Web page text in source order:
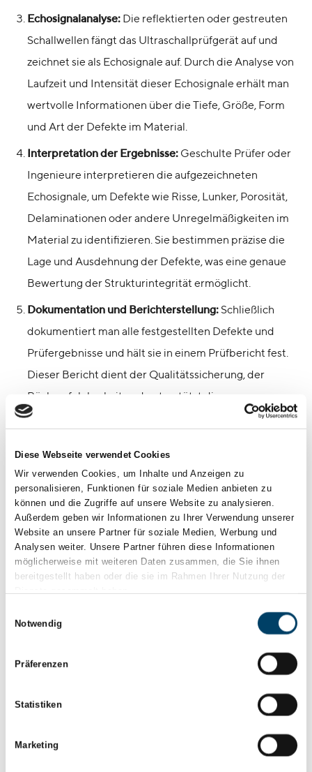
Diese Webseite verwendet Cookies
Wir verwenden Cookies, um Inhalte und Anzeigen zu
personalisieren, Funktionen für soziale Medien anbieten zu
können und die Zugriffe auf unsere Website zu analysieren.
Außerdem geben wir Informationen zu Ihrer Verwendung unserer
Website an unsere Partner für soziale Medien, Werbung und
Analysen weiter. Unsere Partner führen diese Informationen
möglicherweise mit weiteren Daten zusammen, die Sie ihnen
bereitgestellt haben oder die sie im Rahmen Ihrer Nutzung der
Dienste gesammelt haben.
Notwendig
Präferenzen
Statistiken
Marketing
Echosignalanalyse:Die reflektierten oder gestreuten
Schallwellen fängt das Ultraschallprüfgerät auf und
zeichnet sie als Echosignale auf. Durch die Analyse von
Laufzeit und Intensität dieser Echosignale erhält man
wertvolle Informationen über die Tiefe, Größe, Form
und Art der Defekte im Material.
Interpretation der Ergebnisse:Geschulte Prüfer oder
Ingenieure interpretieren die aufgezeichneten
Echosignale, um Defekte wie Risse, Lunker, Porosität,
Delaminationen oder andere Unregelmäßigkeiten im
Material zu identifizieren. Sie bestimmen präzise die
Lage und Ausdehnung der Defekte, was eine genaue
Bewertung der Strukturintegrität ermöglicht.
Dokumentation und Berichterstellung:Schließlich
dokumentiert man alle festgestellten Defekte und
Prüfergebnisse und hält sie in einem Prüfbericht fest.
Dieser Bericht dient der Qualitätssicherung, der
Rückverfolgbarkeit und unterstützt die
Entscheidungsfindung in Produktions- oder
Hier sind einige der wichtigsten
Vorteile der Ultraschallprüfung
Hohe Präzision: Ultraschallprüfungen ermöglichen
eine genaue Lokalisierung und Charakterisierung von
internen Defekten wie Rissen, Lunkern, Einschlüssen
Schnelligkeit:
Ultraschallprüfungen können relativ
schnell durchgeführt werden, was zu einer effizienten
Überprüfung von großen Volumen oder Stückzahlen
Materialien angewendet werden, einschließlich